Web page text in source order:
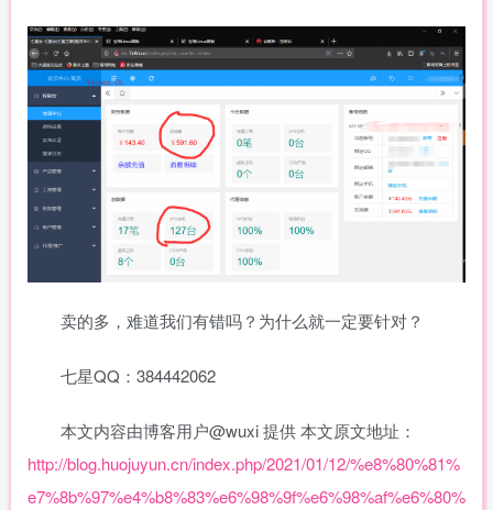
卖的多，难道我们有错吗？为什么就一定要针对？
七星QQ：384442062
本文内容由博客用户@wuxi 提供 本文原文地址：
http://blog.huojuyun.cn/index.php/2021/01/12/%e8%80%81%
e7%8b%97%e4%b8%83%e6%98%9f%e6%98%af%e6%80%